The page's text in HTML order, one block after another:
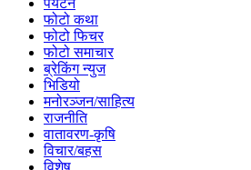
फोटो कथा
फोटो फिचर
फोटो समाचार
ब्रेकिंग न्युज
भिडियो
मनोरञ्जन/साहित्य
राजनीति
वातावरण-कृषि
विचार/बहस
विशेष